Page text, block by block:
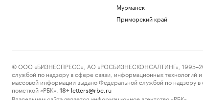
Мурманск
Приморский край
© ООО «БИЗНЕСПРЕСС», АО «РОСБИЗНЕСКОНСАЛТИНГ»,
службой по надзору в сфере связи, информационных технологий
массовой информации выдано Федеральной службой по надзору
пометкой «РБК».
18+ letters@rbc.ru